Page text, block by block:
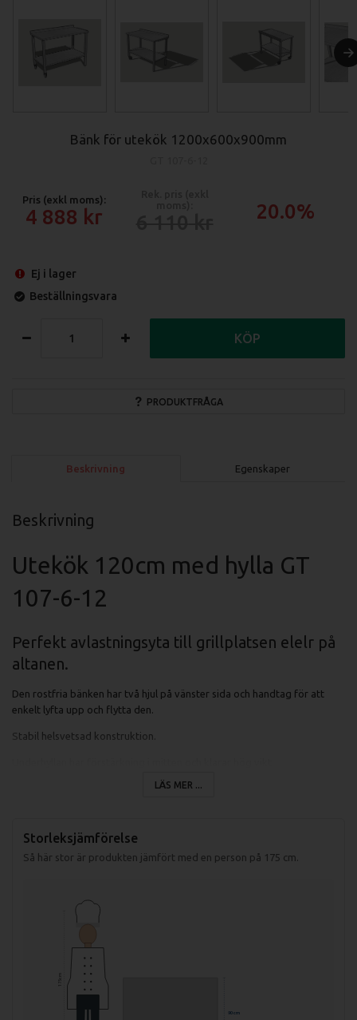
Bänk för utekök 1200x600x900mm
Pris (exkl moms):
4 888 20.0%
Ej i lager
Beställningsvara
PRODUKTFRÅGA
KÖP
Beskrivning Egenskaper
Beskrivning
Utekök 120cm med hylla GT
107-6-12
Perfekt avlastningsyta till grillplatsen elelr på
altanen.
Den rostfria bänken har två hjul på vänster sida och handtag för att
enkelt lyfta upp och flytta den.
Stabil helsvetsad konstruktion.
Bänken är tillverkad i syrafast rostfritt stål AISI304 och klarar att stå
Mått: 1200x600x900mm
LÄS MER ...
Storleksjämförelse
Så här stor är produkten jämfört med en person på 175 cm.
175 cm
90 cm